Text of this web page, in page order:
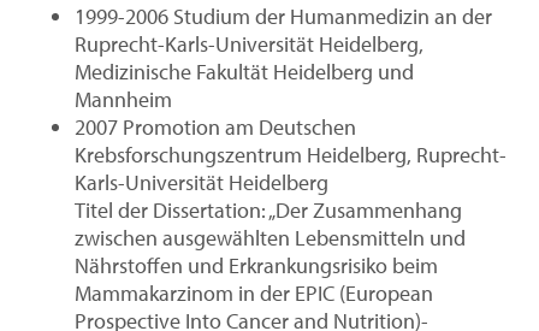
1999-2006 Studium der Humanmedizin an der
Ruprecht-Karls-Universität Heidelberg,
Medizinische Fakultät Heidelberg und
Mannheim
2007 Promotion am Deutschen
Krebsforschungszentrum Heidelberg, Ruprecht-
Karls-Universität Heidelberg
Titel der Dissertation: „Der Zusammenhang
zwischen ausgewählten Lebensmitteln und
Nährstoffen und Erkrankungsrisiko beim
Mammakarzinom in der EPIC (European
Prospective Into Cancer and Nutrition)-